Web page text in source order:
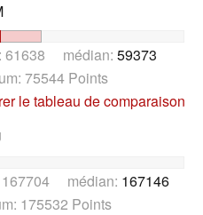
61638 médian: 59373
75544 Points
le tableau de comparaison
médian: 167146
175532 Points